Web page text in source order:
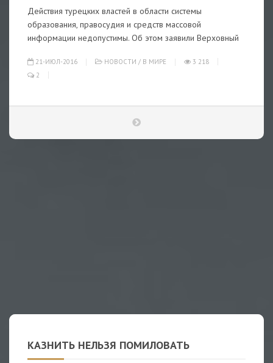
Действия турецких властей в области системы
образования, правосудия и средств массовой
информации недопустимы. Об этом заявили Верховный
21-ИЮЛ-2016 НОВОСТИ / В МИРЕ
3 218
2
КАЗНИТЬ НЕЛЬЗЯ ПОМИЛОВАТЬ